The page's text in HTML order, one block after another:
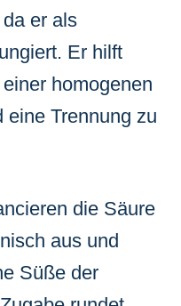
er als
Er hilft
homogenen
eine Trennung zu
die Säure
aus und
Süße der